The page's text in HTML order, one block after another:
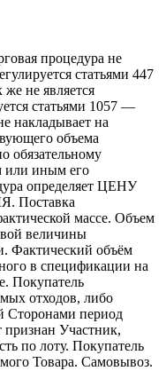
процедура не
статьями 447
не является
статьями 1057 —
накладывает на
объема
обязательному
или иным его
определяет ЦЕНУ
Поставка
массе. Объем
величины
Фактический объём
в спецификации на
Покупатель
отходов, либо
Сторонами период
признан Участник,
по лоту. Покупатель
Товара. Самовывоз.